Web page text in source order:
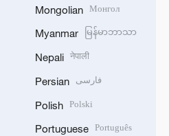
Mongolian Монгол
Myanmar မြန်မာဘာသာ
Nepali नेपाली
Persian فارسی
Polish Polski
Portuguese Português